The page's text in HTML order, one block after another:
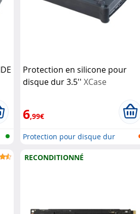
Protection en silicone pour
disque dur 3.5''XCase
6,99€
Protection pour disque dur
RECONDITIONNÉ